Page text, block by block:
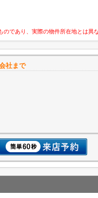
であり、実際の物件所在地とは異
社まで